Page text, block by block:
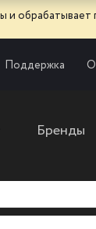
и
Поддержка
Бренды